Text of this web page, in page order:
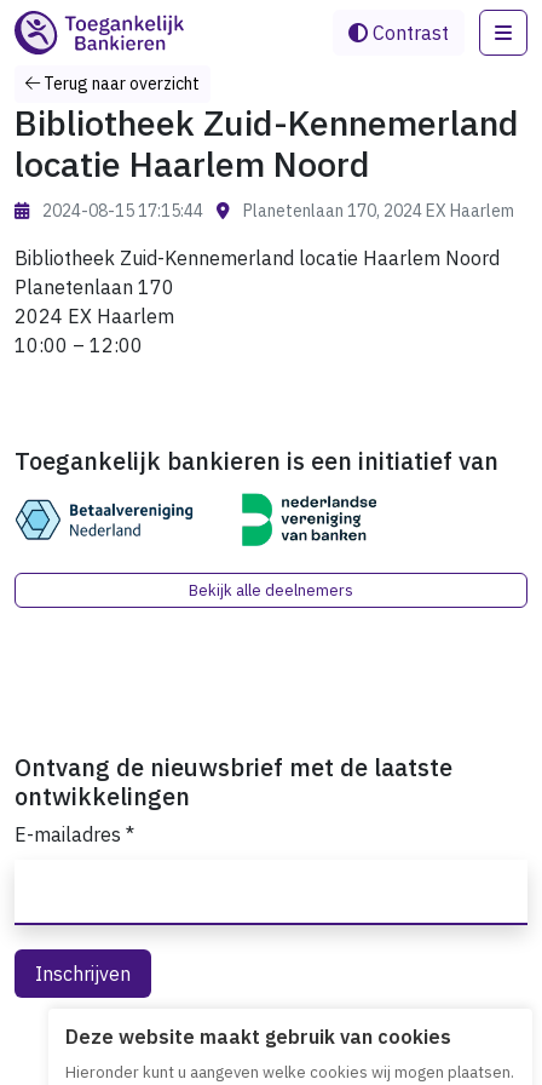
Contrast
Terug naar overzicht
Bibliotheek Zuid-Kennemerland
locatie Haarlem Noord
2024-08-15 17:15:44 Planetenlaan 170, 2024 EX Haarlem
Bibliotheek Zuid-Kennemerland locatie Haarlem Noord
Planetenlaan 170
2024 EX Haarlem
10:00 – 12:00
Toegankelijk bankieren is een initiatief van
Bekijk alle deelnemers
Ontvang de nieuwsbrief met de laatste
ontwikkelingen
E-mailadres *
Deze website maakt gebruik van cookies
Hieronder kunt u aangeven welke cookies wij mogen plaatsen.